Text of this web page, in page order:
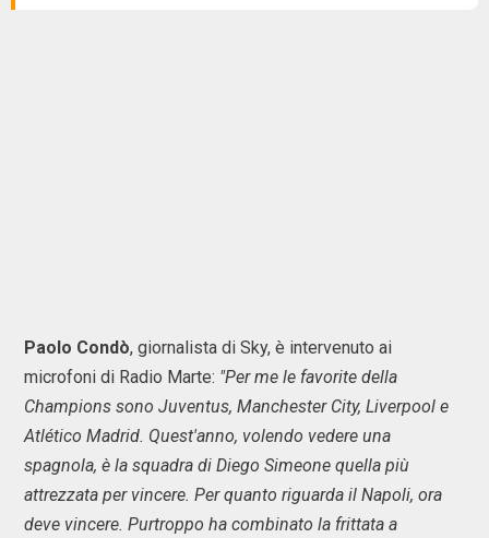
Paolo Condò, giornalista di Sky, è intervenuto ai
microfoni di Radio Marte: "Per me le favorite della
Champions sono Juventus, Manchester City, Liverpool e
Atlético Madrid. Quest'anno, volendo vedere una
spagnola, è la squadra di Diego Simeone quella più
attrezzata per vincere. Per quanto riguarda il Napoli, ora
deve vincere. Purtroppo ha combinato la frittata a